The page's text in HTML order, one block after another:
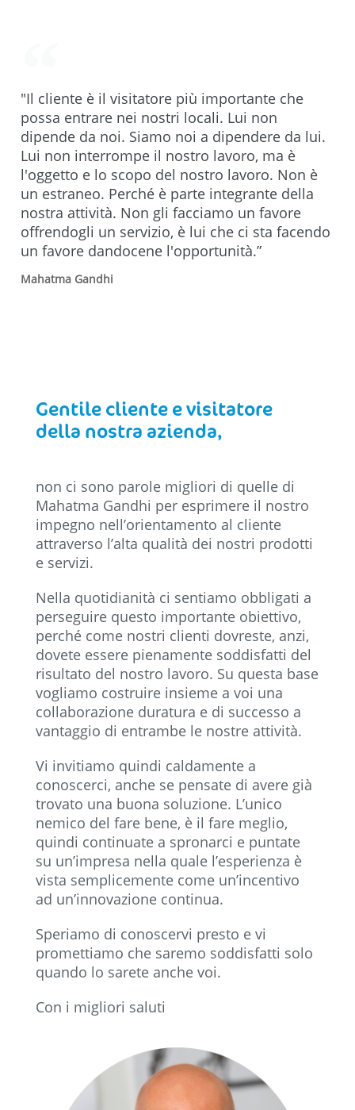
"Il cliente è il visitatore più importante che
possa entrare nei nostri locali. Lui non
dipende da noi. Siamo noi a dipendere da lui.
Lui non interrompe il nostro lavoro, ma è
l'oggetto e lo scopo del nostro lavoro. Non è
un estraneo. Perché è parte integrante della
nostra attività. Non gli facciamo un favore
offrendogli un servizio, è lui che ci sta facendo
un favore dandocene l'opportunità.”
Mahatma Gandhi
Gentile cliente e visitatore
della nostra azienda,
non ci sono parole migliori di quelle di
Mahatma Gandhi per esprimere il nostro
impegno nell’orientamento al cliente
attraverso l’alta qualità dei nostri prodotti
e servizi.
Nella quotidianità ci sentiamo obbligati a
perseguire questo importante obiettivo,
perché come nostri clienti dovreste, anzi,
dovete essere pienamente soddisfatti del
risultato del nostro lavoro. Su questa base
vogliamo costruire insieme a voi una
collaborazione duratura e di successo a
vantaggio di entrambe le nostre attività.
Vi invitiamo quindi caldamente a
conoscerci, anche se pensate di avere già
trovato una buona soluzione. L’unico
nemico del fare bene, è il fare meglio,
quindi continuate a spronarci e puntate
su un’impresa nella quale l’esperienza è
vista semplicemente come un’incentivo
ad un’innovazione continua.
Speriamo di conoscervi presto e vi
promettiamo che saremo soddisfatti solo
quando lo sarete anche voi.
Con i migliori saluti